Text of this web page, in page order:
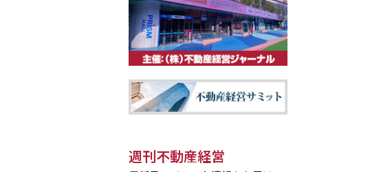
週刊不動産経営